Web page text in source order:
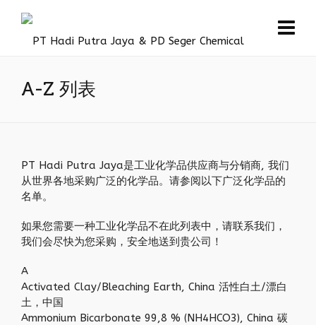
A-Z 列表
PT Hadi Putra Jaya是工业化学品供应商与分销商, 我们
从世界各地采购广泛的化学品。请参阅以下广泛化学品的
名单。
如果您需要一种工业化学品不在此列表中，请联系我们，
我们会尽快为您采购，安全地送到贵公司！
A
Activated Clay/Bleaching Earth, China 活性白土/漂白
土，中国
Ammonium Bicarbonate 99,8 % (NH4HCO3), China 碳